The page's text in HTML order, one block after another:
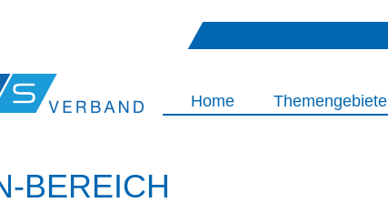
Home Themengebiete
BEREICH